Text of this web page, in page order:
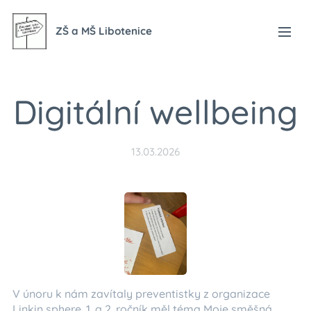
ZŠ a MŠ Libotenice
Digitální wellbeing
13.03.2026
V únoru k nám zavítaly preventistky z organizace